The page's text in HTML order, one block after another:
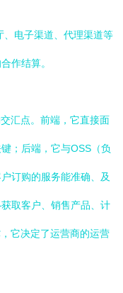
、电子渠道、代理渠道等
作结算。
汇点。前端，它直接面
；后端，它与OSS（负
订购的服务能准确、及
取客户、销售产品、计
它决定了运营商的运营